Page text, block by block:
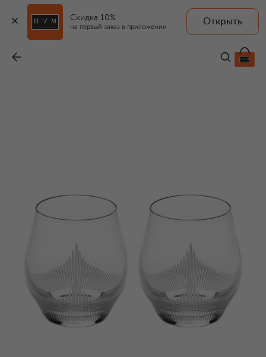
Скидка 10%
на первый заказ в приложении
Открыть
30 700 ₽